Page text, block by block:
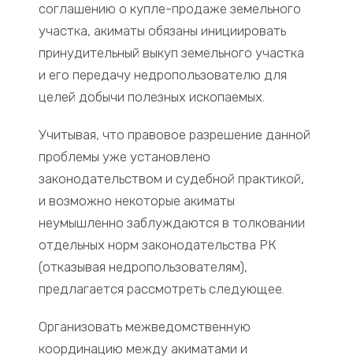
соглашению о купле-продаже земельного
участка, акиматы обязаны инициировать
принудительный выкуп земельного участка
и его передачу недропользователю для
целей добычи полезных ископаемых.
Учитывая, что правовое разрешение данной
проблемы уже установлено
законодательством и судебной практикой,
и возможно некоторые акиматы
неумышленно заблуждаются в толковании
отдельных норм законодательства РК
(отказывая недропользователям),
предлагается рассмотреть следующее.
Организовать межведомственную
координацию между акиматами и